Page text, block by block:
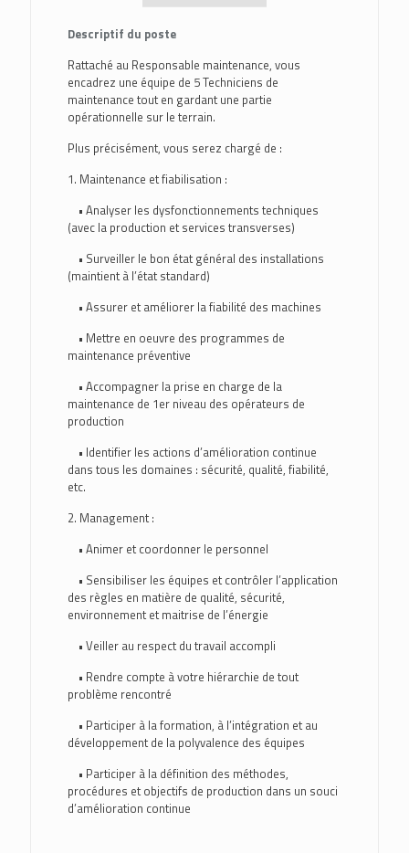
Descriptif du poste
Rattaché au Responsable maintenance, vous
encadrez une équipe de 5 Techniciens de
maintenance tout en gardant une partie
opérationnelle sur le terrain.
Plus précisément, vous serez chargé de :
1. Maintenance et fiabilisation :
• Analyser les dysfonctionnements techniques
(avec la production et services transverses)
• Surveiller le bon état général des installations
(maintient à l’état standard)
• Assurer et améliorer la fiabilité des machines
• Mettre en oeuvre des programmes de
maintenance préventive
• Accompagner la prise en charge de la
maintenance de 1er niveau des opérateurs de
production
• Identifier les actions d’amélioration continue
dans tous les domaines : sécurité, qualité, fiabilité,
etc.
2. Management :
• Animer et coordonner le personnel
• Sensibiliser les équipes et contrôler l’application
des règles en matière de qualité, sécurité,
environnement et maitrise de l’énergie
• Veiller au respect du travail accompli
• Rendre compte à votre hiérarchie de tout
problème rencontré
• Participer à la formation, à l’intégration et au
développement de la polyvalence des équipes
• Participer à la définition des méthodes,
procédures et objectifs de production dans un souci
d’amélioration continue